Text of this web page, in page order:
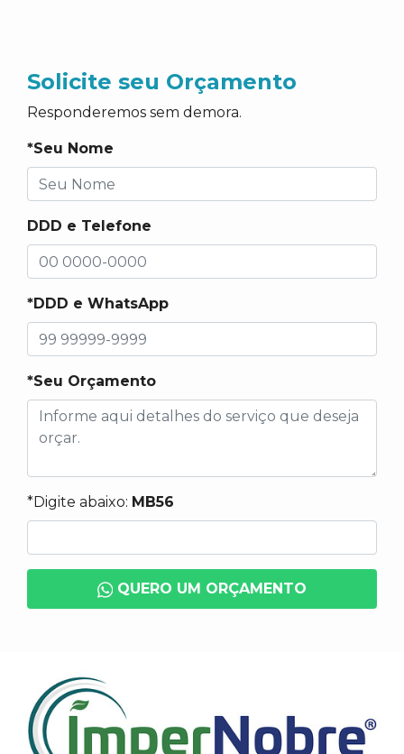
Solicite seu Orçamento
Responderemos sem demora.
*Seu Nome
DDD e Telefone
*DDD e WhatsApp
*Seu Orçamento
*Digite abaixo: MB56
QUERO UM ORÇAMENTO